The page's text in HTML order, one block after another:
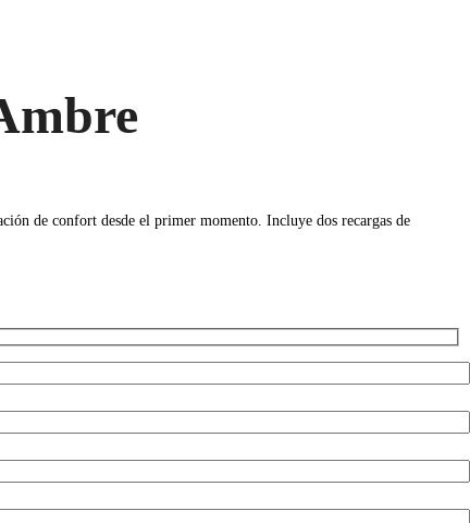
de confort desde el primer momento. Incluye dos recargas de